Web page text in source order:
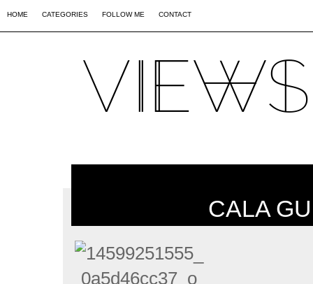
HOME CATEGORIES FOLLOW ME CONTACT
CALA